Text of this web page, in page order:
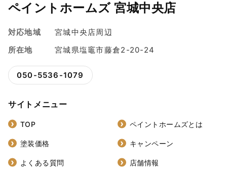
ペイントホームズ 宮城中央店
対応地域
宮城中央店周辺
所在地
宮城県塩竈市藤倉2-20-24
050-5536-1079
サイトメニュー
TOP ペイントホームズとは
塗装価格 キャンペーン
よくある質問 店舗情報